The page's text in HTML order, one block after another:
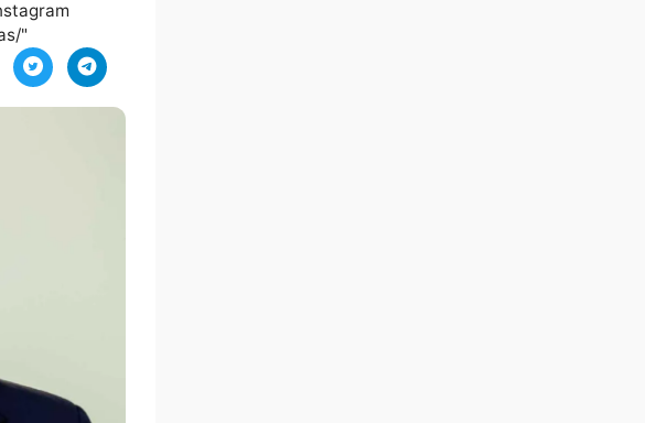
economia/bolsonaro-
de-mais-de-r-33-
no Instagram